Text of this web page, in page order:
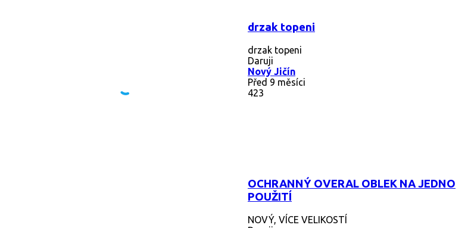
drzak topeni
drzak topeni
Daruji
Nový Jičín
Před 9 měsíci
423
OCHRANNÝ OVERAL OBLEK NA JEDNO
POUŽITÍ
NOVÝ, VÍCE VELIKOSTÍ